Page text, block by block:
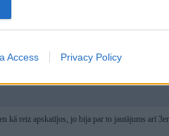
Access Privacy Policy
tad:
kā reiz apskatījos, jo bija par to jautājums arī